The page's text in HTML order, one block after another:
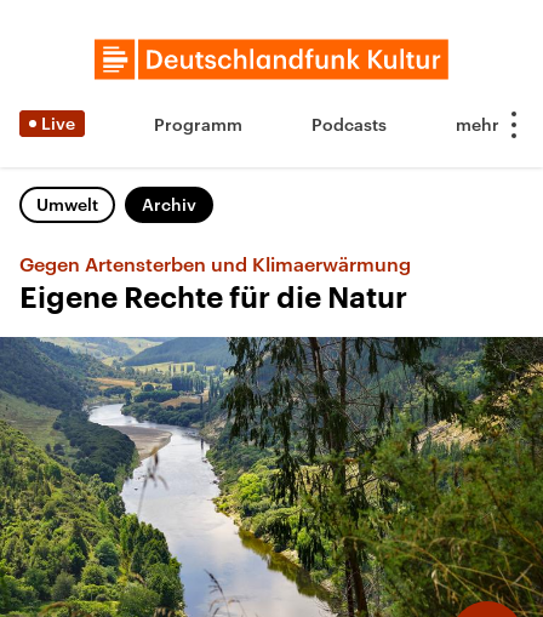
Live Programm Podcasts
Umwelt Archiv
Gegen Artensterben und Klimaerwärmung
Eigene Rechte für die Natur